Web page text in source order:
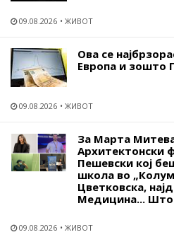
09.08.2026 ЖИВОТ
Ова се
Европа и зошто
09.08.2026 ЖИВОТ
За Марта
Архитектонски
Пешевски кој
школа во
Цветковска,
Медицина... Што
09.08.2026 ЖИВОТ